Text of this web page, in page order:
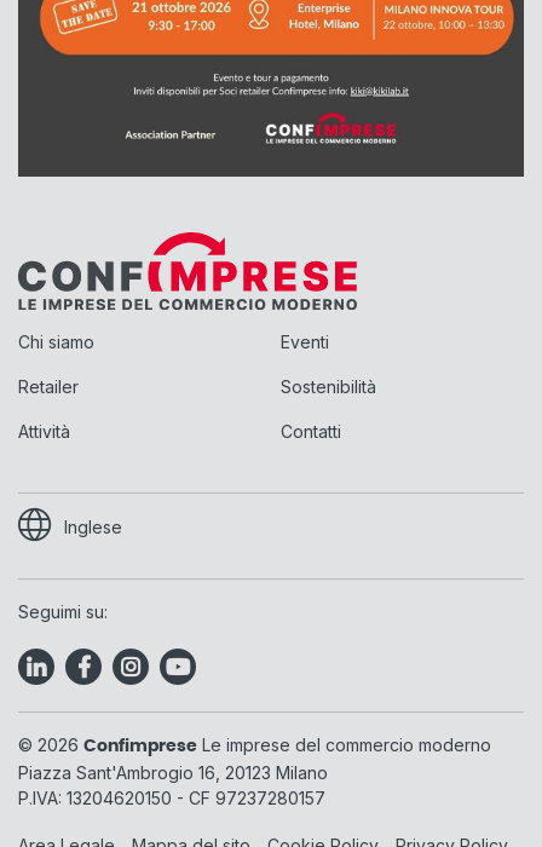
Chi siamo
Retailer
Attività
Eventi
Sostenibilità
Contatti
Inglese
Seguimi su:
© 2026 Confimprese Le imprese del commercio moderno
Piazza Sant'Ambrogio 16, 20123 Milano
P.IVA: 13204620150 - CF 97237280157